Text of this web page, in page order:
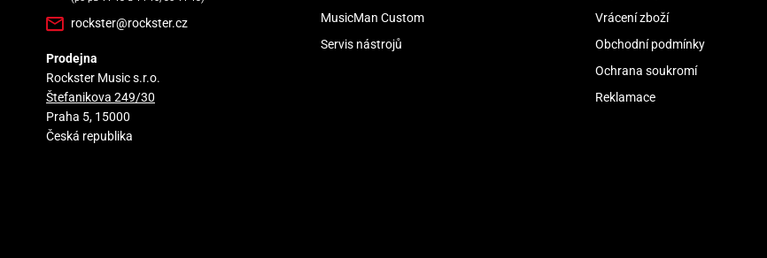
rockster@rockster.cz
Prodejna
Rockster Music s.r.o.
Štefanikova 249/30
Praha 5, 15000
Česká republika
MusicMan Custom
Servis nástrojů
Vrácení zboží
Obchodní podmínky
Ochrana soukromí
Reklamace